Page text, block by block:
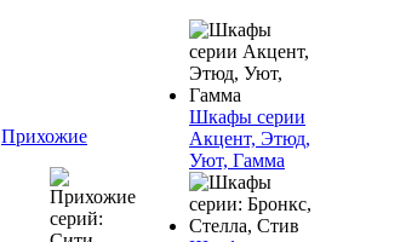
Прихожие
Шкафы серии
Акцент, Этюд,
Уют, Гамма